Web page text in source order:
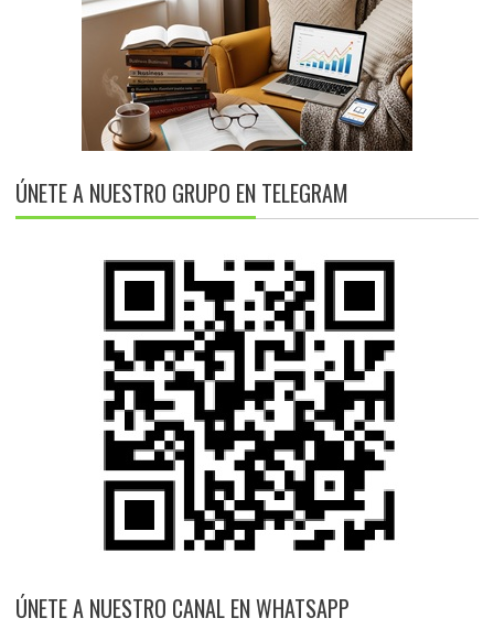
ÚNETE A NUESTRO GRUPO EN TELEGRAM
ÚNETE A NUESTRO CANAL EN WHATSAPP